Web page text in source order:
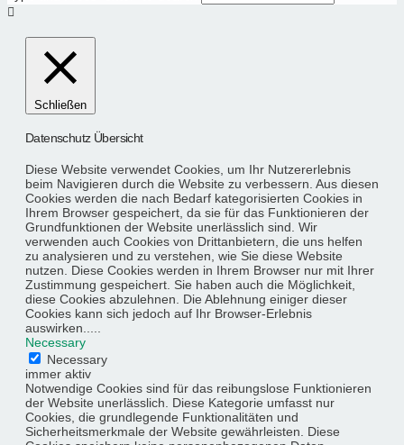
Schließen
Datenschutz Übersicht
Diese Website verwendet Cookies, um Ihr Nutzererlebnis
beim Navigieren durch die Website zu verbessern. Aus diesen
Cookies werden die nach Bedarf kategorisierten Cookies in
Ihrem Browser gespeichert, da sie für das Funktionieren der
Grundfunktionen der Website unerlässlich sind. Wir
verwenden auch Cookies von Drittanbietern, die uns helfen
zu analysieren und zu verstehen, wie Sie diese Website
nutzen. Diese Cookies werden in Ihrem Browser nur mit Ihrer
Zustimmung gespeichert. Sie haben auch die Möglichkeit,
diese Cookies abzulehnen. Die Ablehnung einiger dieser
Cookies kann sich jedoch auf Ihr Browser-Erlebnis
auswirken.....
Necessary
Necessary
immer aktiv
Notwendige Cookies sind für das reibungslose Funktionieren
der Website unerlässlich. Diese Kategorie umfasst nur
Cookies, die grundlegende Funktionalitäten und
Sicherheitsmerkmale der Website gewährleisten. Diese